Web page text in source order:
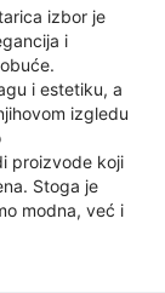
izbor je
i
i estetiku, a
izgledu
proizvode koji
Stoga je
modna, već i